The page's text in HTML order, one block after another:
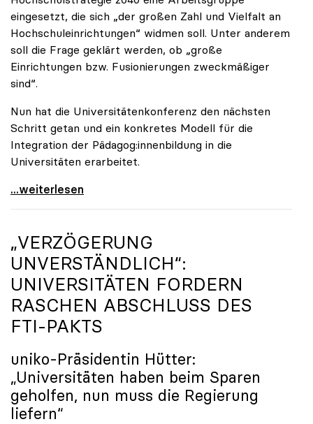
eingesetzt, die sich „der großen Zahl und Vielfalt an
Hochschuleinrichtungen“ widmen soll. Unter anderem
soll die Frage geklärt werden, ob „große
Einrichtungen bzw. Fusionierungen zweckmäßiger
sind“.
Nun hat die Universitätenkonferenz den nächsten
Schritt getan und ein konkretes Modell für die
Integration der Pädagog:innenbildung in die
Universitäten erarbeitet.
Schools of Education an den Universitäten: Für
...weiterlesen
„VERZÖGERUNG
UNVERSTÄNDLICH“:
UNIVERSITÄTEN FORDERN
RASCHEN ABSCHLUSS DES
FTI-PAKTS
uniko-Präsidentin Hütter:
„Universitäten haben beim Sparen
geholfen, nun muss die Regierung
liefern“